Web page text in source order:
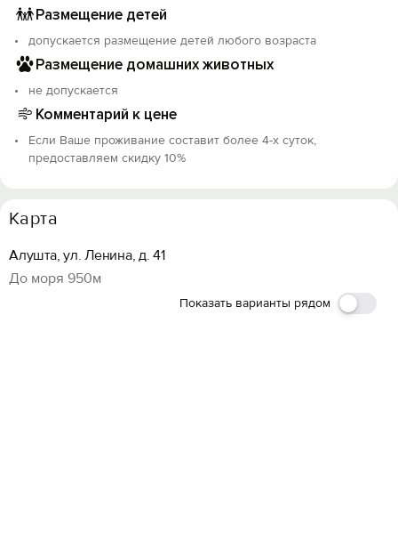
Размещение детей
допускается размещение детей любого возраста
Размещение домашних животных
не допускается
Комментарий к цене
Если Ваше проживание составит более 4-х суток,
предоставляем скидку 10%
Карта
Алушта, ул. Ленина, д. 41
До моря 950м
Показать варианты рядом